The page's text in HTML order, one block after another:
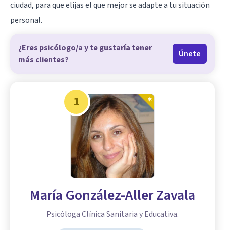
ciudad, para que elijas el que mejor se adapte a tu situación
personal.
¿Eres psicólogo/a y te gustaría tener
más clientes?
Únete
1
María González-Aller Zavala
Psicóloga Clínica Sanitaria y Educativa.